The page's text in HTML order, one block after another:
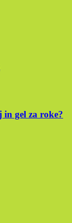
gel za roke?